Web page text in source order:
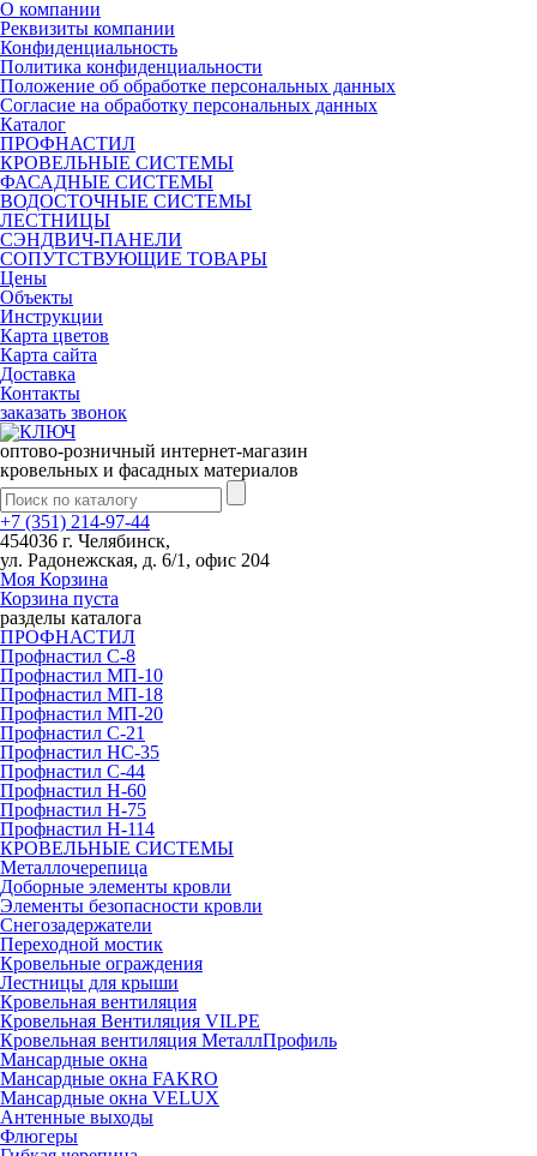
О компании
Реквизиты компании
Конфиденциальность
Политика конфиденциальности
Положение об обработке персональных данных
Согласие на обработку персональных данных
Каталог
ПРОФНАСТИЛ
КРОВЕЛЬНЫЕ СИСТЕМЫ
ФАСАДНЫЕ СИСТЕМЫ
ВОДОСТОЧНЫЕ СИСТЕМЫ
ЛЕСТНИЦЫ
СЭНДВИЧ-ПАНЕЛИ
СОПУТСТВУЮЩИЕ ТОВАРЫ
Цены
Объекты
Инструкции
Карта цветов
Карта сайта
Доставка
Контакты
заказать звонок
оптово-розничный интернет-магазин
кровельных и фасадных материалов
+7 (351) 214-97-44
454036 г. Челябинск,
ул. Радонежская, д. 6/1, офис 204
Моя Корзина
Корзина пуста
разделы каталога
ПРОФНАСТИЛ
Профнастил С-8
Профнастил МП-10
Профнастил МП-18
Профнастил МП-20
Профнастил С-21
Профнастил НС-35
Профнастил С-44
Профнастил Н-60
Профнастил Н-75
Профнастил Н-114
КРОВЕЛЬНЫЕ СИСТЕМЫ
Металлочерепица
Доборные элементы кровли
Элементы безопасности кровли
Снегозадержатели
Переходной мостик
Кровельные ограждения
Лестницы для крыши
Кровельная вентиляция
Кровельная Вентиляция VILPE
Кровельная вентиляция МеталлПрофиль
Мансардные окна
Мансардные окна FAKRO
Мансардные окна VELUX
Антенные выходы
Флюгеры